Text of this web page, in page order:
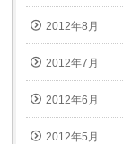
2012年8月
2012年7月
2012年6月
2012年5月